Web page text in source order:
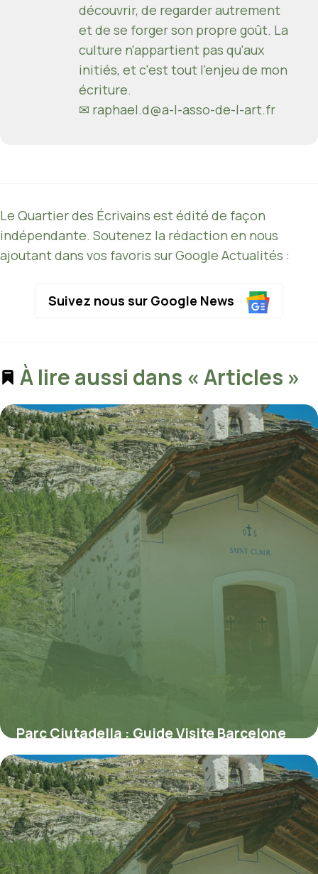
découvrir, de regarder autrement
et de se forger son propre goût. La
culture n'appartient pas qu'aux
initiés, et c'est tout l'enjeu de mon
écriture.
✉ raphael.d@a-l-asso-de-l-art.fr
Le Quartier des Écrivains est édité de façon
indépendante. Soutenez la rédaction en nous
ajoutant dans vos favoris sur Google Actualités :
Suivez nous sur Google News
À lire aussi dans « Articles »
Parc Ciutadella : Guide Visite Barcelone
11 juillet 2026